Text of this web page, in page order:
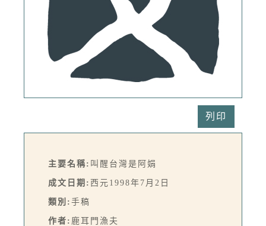
列印
主要名稱: 叫醒台灣是阿娟
成文日期: 西元1998年7月2日
類別: 手稿
作者: 鹿耳門漁夫